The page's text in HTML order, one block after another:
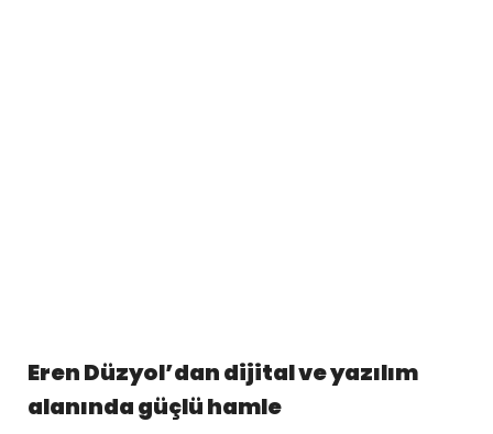
Eren Düzyol’dan dijital ve yazılım
alanında güçlü hamle